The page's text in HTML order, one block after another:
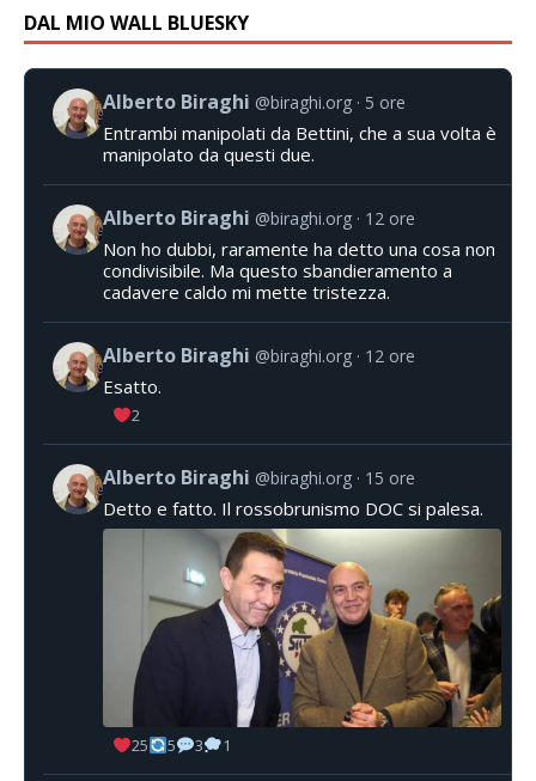
DAL MIO WALL BLUESKY
Alberto Biraghi @biraghi.org 5 ore
Entrambi manipolati da Bettini, che a sua volta è
manipolato da questi due.
Alberto Biraghi @biraghi.org 12 ore
Non ho dubbi, raramente ha detto una cosa non
condivisibile. Ma questo sbandieramento a
cadavere caldo mi mette tristezza.
Alberto Biraghi @biraghi.org 12 ore
Esatto.
2
Alberto Biraghi @biraghi.org 15 ore
Detto e fatto. Il rossobrunismo DOC si palesa.
25 5 3 1